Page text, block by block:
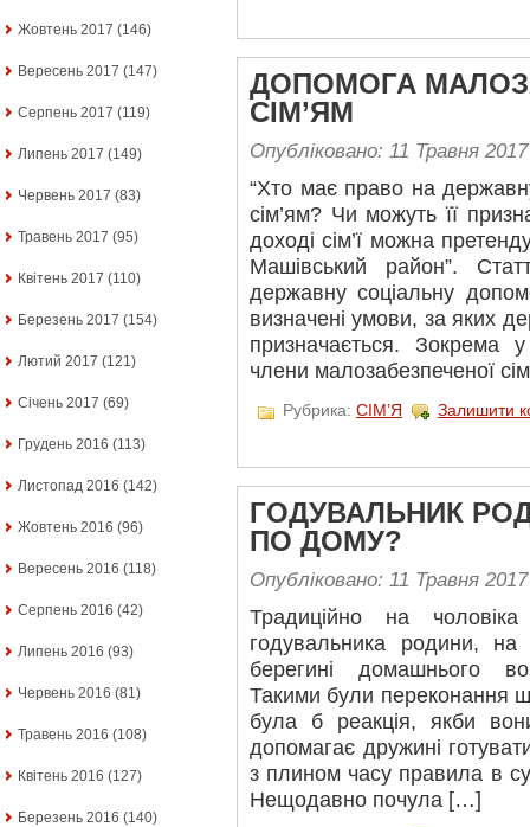
Жовтень 2017 (146)
Вересень 2017 (147)
Серпень 2017 (119)
Липень 2017 (149)
Червень 2017 (83)
Травень 2017 (95)
Квітень 2017 (110)
Березень 2017 (154)
Лютий 2017 (121)
Січень 2017 (69)
Грудень 2016 (113)
Листопад 2016 (142)
Жовтень 2016 (96)
Вересень 2016 (118)
Серпень 2016 (42)
Липень 2016 (93)
Червень 2016 (81)
Травень 2016 (108)
Квітень 2016 (127)
Березень 2016 (140)
ДОПОМОГА
СІМ’ЯМ
Опубліковано: 11 Травня 2017
“Хто має право на
сім’ям? Чи можуть її
доході сім’ї можна
Машівський район”.
державну соціальну
визначені умови, за яких
призначається. Зокрема
члени малозабезпеченої
Рубрика: СІМ’Я Залишити
ГОДУВАЛЬНИК
ПО ДОМУ?
Опубліковано: 11 Травня 2017
Традиційно на
годувальника родини, на
берегині домашнього
Такими були переконання
була б реакція, якби
допомагає дружині
з плином часу правила в
Нещодавно почула […]